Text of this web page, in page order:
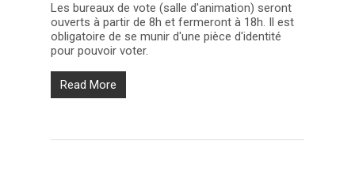
Les bureaux de vote (salle d'animation) seront
ouverts à partir de 8h et fermeront à 18h. Il est
obligatoire de se munir d'une pièce d'identité
pour pouvoir voter.
Read More